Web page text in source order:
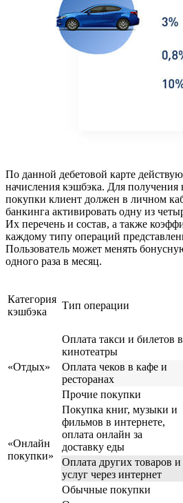
По данной дебетовой карте
начисления кэшбэка. Для получения
покупки клиент должен в личном
банкинга активировать одну из
Их перечень и состав, а также
каждому типу операций
Пользователь может менять
одного раза в месяц.
Категория
кэшбэка
Тип операции
«Отдых»
Оплата такси и билетов в
кинотеатры
Оплата чеков в кафе и
ресторанах
Прочие покупки
«Онлайн
покупки»
Покупка книг, музыки и
фильмов в интернете,
оплата онлайн за
доставку еды
Оплата других товаров и
услуг через интернет
Обычные покупки